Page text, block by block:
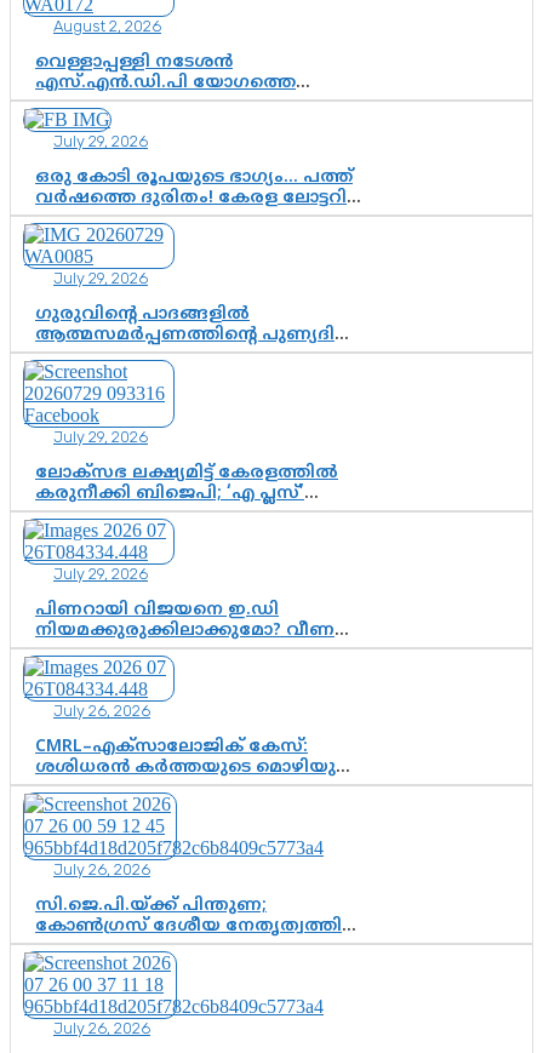
August 2, 2026
വെള്ളാപ്പള്ളി നടേശൻ
എസ്.എൻ.ഡി.പി യോഗത്തെ
ദുരുപയോഗം ചെയ്യുന്നു;
ശ്രീനാരായണ പ്രസ്ഥാനത്തെ
കാർന്നുതിന്നുന്ന വിഷവിത്ത്:
ഗോകുലം ഗോപാലൻ
July 29, 2026
ഒരു കോടി രൂപയുടെ ഭാഗ്യം… പത്ത്
വർഷത്തെ ദുരിതം! കേരള ലോട്ടറി
സംവിധാനത്തെ ചോദ്യം ചെയ്ത്
കോയയുടെ പോരാട്ടം
July 29, 2026
ഗുരുവിന്റെ പാദങ്ങളിൽ
ആത്മസമർപ്പണത്തിന്റെ പുണ്യദിനം;
മാതാ അമൃതാനന്ദമയി മഠത്തിൽ
ഭക്തിസാന്ദ്രമായി ഗുരുപൂർണിമ
ആഘോഷം
July 29, 2026
ലോക്സഭ ലക്ഷ്യമിട്ട് കേരളത്തിൽ
കരുനീക്കി ബിജെപി; ‘എ പ്ലസ്’
മണ്ഡലങ്ങളിൽ പ്രമുഖരെ ഇറക്കി
കേന്ദ്രനേതൃത്വം, തിരുവനന്തപുരത്ത്
രാജീവ് ചന്ദ്രശേഖർ, ആറ്റിങ്ങലിൽ
കെ. സുരേന്ദ്രൻ; ആലപ്പുഴയിൽ
ശോഭാ സുരേന്ദ്രൻ..
July 29, 2026
പിണറായി വിജയനെ ഇ.ഡി
നിയമക്കുരുക്കിലാക്കുമോ? വീണ
വിജയൻ മാപ്പുസാക്ഷിയാകുമോ?
കർത്തയുടെ മൊഴി നിർണായക
വഴിത്തിരിവാകുമോ?
July 26, 2026
CMRL–എക്‌സാലോജിക് കേസ്:
ശശിധരൻ കർത്തയുടെ മൊഴിയുടെ
അടിസ്ഥാനത്തിൽ പിണറായി
വിജയനെ ചോദ്യം ചെയ്യുന്നതിൽ ഉടൻ
തീരുമാനം; വീണയ്‌ക്കെതിരെ
കൂടുതൽ തെളിവുകൾ പരിശോധിച്ച്
ഇഡി
July 26, 2026
സി.ജെ.പി.യ്ക്ക് പിന്തുണ;
കോൺഗ്രസ് ദേശീയ നേതൃത്വത്തിൽ
ആശങ്കയോ? പാർട്ടിക്കുള്ളിൽ
ഭിന്നാഭിപ്രായമെന്ന വിലയിരുത്തൽ
July 26, 2026